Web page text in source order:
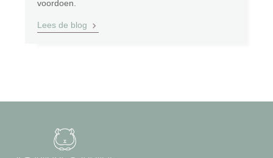
voordoen.
Lees de blog